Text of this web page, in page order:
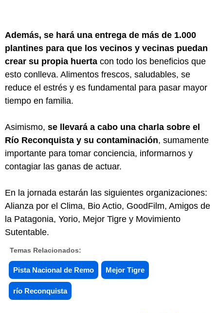
Además, se hará una entrega de más de 1.000
plantines para que los vecinos y vecinas puedan
crear su propia huerta con todo los beneficios que
esto conlleva. Alimentos frescos, saludables, se
reduce el estrés y es fundamental para pasar mayor
tiempo en familia.
Asimismo, se llevará a cabo una charla sobre el
Río Reconquista y su contaminación, sumamente
importante para tomar conciencia, informarnos y
contagiar las ganas de actuar.
En la jornada estarán las siguientes organizaciones:
Alianza por el Clima, Bio Actio, GoodFilm, Amigos de
la Patagonia, Yorio, Mejor Tigre y Movimiento
Sutentable.
Temas Relacionados:
Pista Nacional de Remo Mejor Tigre
río Reconquista